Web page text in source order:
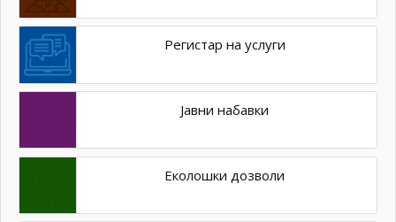
Регистар на услуги
Јавни набавки
Еколошки дозволи